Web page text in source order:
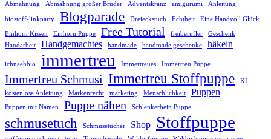
Abmahnung Abmahnung großer Bruder Adventskranz amigurumi Anleitung
biostoff-linkparty Blogparade Dreieckstuch Echtheit Eine Handvoll Glück
Einhorn Kissen Einhorn Puppe Free Tutorial freiberufler
Geschenk
Handarbeit
Handgemachtes handmade handmade geschenke häkeln
ichnaehbio immertreu Immertreues Immertreu Puppe
Immertreu Schmusi Immertreu Stoffpuppe
KI
kostenlose Anleitung
Markenrecht marketing Menschlichkeit Puppen
Puppen mit Namen Puppe nähen Schlenkerbein Puppe
schmusetuch Schmusetücher Shop Stoffpuppe